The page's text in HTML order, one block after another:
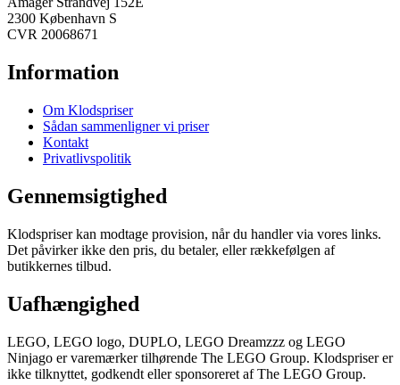
2300 København S
CVR 20068671
Information
Om Klodspriser
Sådan sammenligner vi priser
Kontakt
Privatlivspolitik
Gennemsigtighed
Klodspriser kan modtage provision, når du handler via vores links.
Det påvirker ikke den pris, du betaler, eller rækkefølgen af
butikkernes tilbud.
Uafhængighed
LEGO, LEGO logo, DUPLO, LEGO Dreamzzz og LEGO
Ninjago er varemærker tilhørende The LEGO Group. Klodspriser er
ikke tilknyttet, godkendt eller sponsoreret af The LEGO Group.